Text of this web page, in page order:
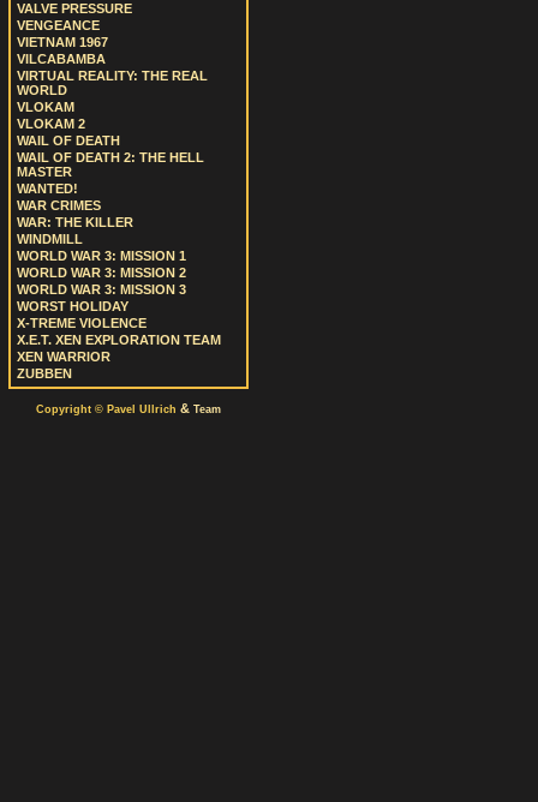
VALVE PRESSURE
VENGEANCE
VIETNAM 1967
VILCABAMBA
VIRTUAL REALITY: THE REAL
WORLD
VLOKAM
VLOKAM 2
WAIL OF DEATH
WAIL OF DEATH 2: THE HELL
MASTER
WANTED!
WAR CRIMES
WAR: THE KILLER
WINDMILL
WORLD WAR 3: MISSION 1
WORLD WAR 3: MISSION 2
WORLD WAR 3: MISSION 3
WORST HOLIDAY
X-TREME VIOLENCE
X.E.T. XEN EXPLORATION TEAM
XEN WARRIOR
ZUBBEN
Copyright © Pavel Ullrich & Team